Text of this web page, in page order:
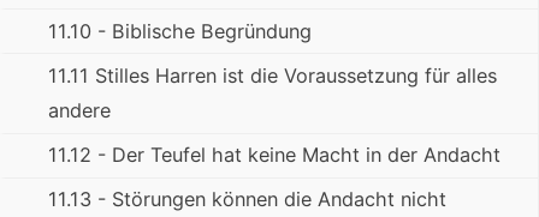
11.10 - Biblische Begründung
11.11 Stilles Harren ist die Voraussetzung für alles
andere
11.12 - Der Teufel hat keine Macht in der Andacht
11.13 - Störungen können die Andacht nicht